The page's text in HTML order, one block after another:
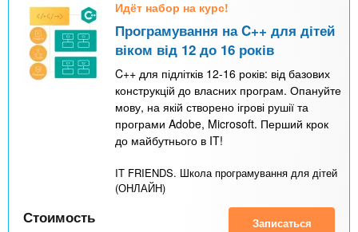
Идёт набор на курс!
Програмування на C++ для дітей
віком від 12 до 16 років
C++ для підлітків 12-16 років: від базових
конструкцій до власних програм. Опануйте
мову, на якій створено ігрові рушії та
програми Adobe, Microsoft. Перший крок
до майбутнього в IT!
IT FRIENDS. Школа програмування для дітей
(ОНЛАЙН)
Стоимость Записаться